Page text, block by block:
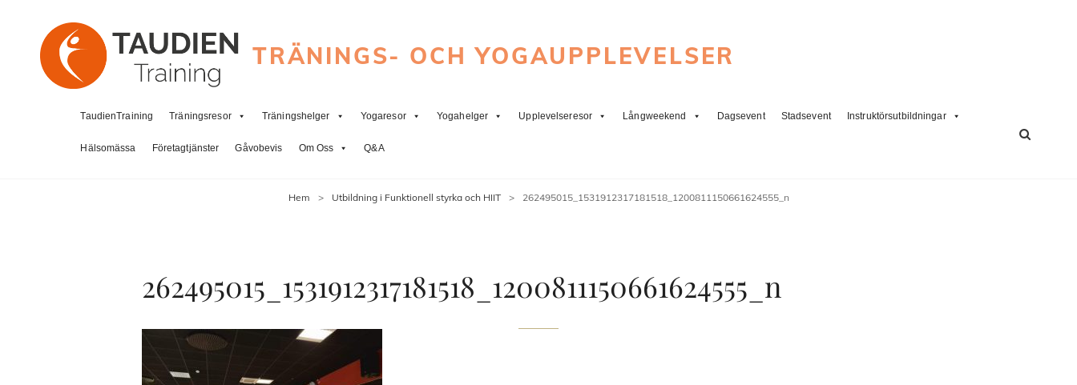
TRÄNINGS- OCH YOGAUPPLEVELSER
TaudienTraining Träningsresor Träningshelger Yogaresor Yogahelger Upplevelseresor Långweekend Dagsevent Stadsevent Instruktörsutbildningar
Hälsomässa Företagtjänster Gåvobevis Om Oss Q&A
Hem > Utbildning i Funktionell styrka och HIIT > 262495015_1531912317181518_1200811150661624555_n
262495015_1531912317181518_1200811150661624555_n